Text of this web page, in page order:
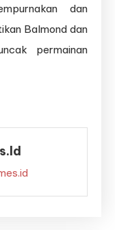
dan
Balmond dan
permainan